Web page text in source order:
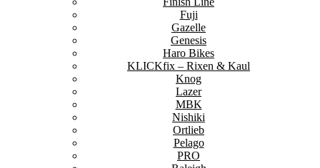
Fuji
Gazelle
Genesis
Haro Bikes
KLICKfix – Rixen & Kaul
Knog
Lazer
MBK
Nishiki
Ortlieb
Pelago
PRO